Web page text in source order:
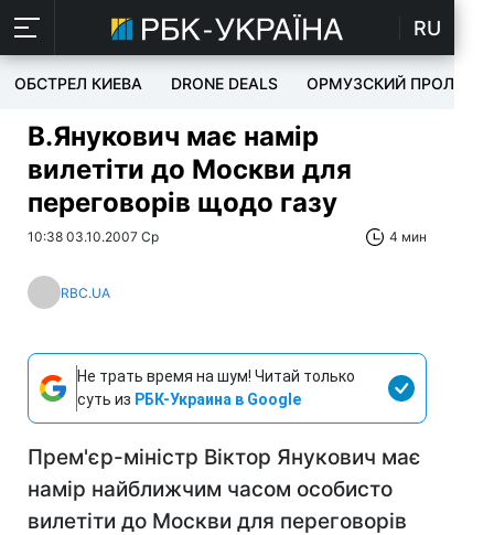
RU
ОБСТРЕЛ КИЕВА DRONE DEALS ОРМУЗСКИЙ ПРОЛИВ
В.Янукович має намір
вилетіти до Москви для
переговорів щодо газу
10:38 03.10.2007 Ср 4 мин
RBC.UA
Не трать время на шум! Читай только
суть из РБК-Украина в Google
Прем'єр-міністр Віктор Янукович має
намір найближчим часом особисто
вилетіти до Москви для переговорів